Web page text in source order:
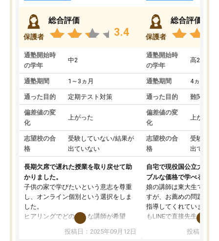
保護者
総合評価
3.4
通塾開始時
の学年
中2
通塾期間 1～3ヵ月
通った目的 定期テスト対策
偏差値の変
化
上がった
志望校の合
格
受験していない/結果が
出ていない
長期欠席で遅れた授業を取り戻せて助
かりました。
子供の家で学びたいという意志を尊重
し、オンライン個別という選択をしま
した。
ヒアリングでどのような講師が希望
か、オプションは付帯するかなど選ぶ
事が出来ました。
投稿日：2025年09月12日
保護者
総合評価
通塾開始時
の学年
高2
通塾期間 4ヵ月～1
通った目的 難関私立
偏差値の変
化
上がった
志望校の合
格
受験して
出ていな
自宅で現役国公立大学生
ブルな価格で学べる
娘の講師は東大生では無
すが、お薦めの問題集や
指導してくれています。
もLINEで直接先生に質問
めれるので、個人に合
投稿日：